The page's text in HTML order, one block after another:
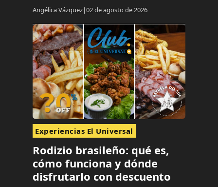
Angélica Vázquez 02 de agosto de 2026
Experiencias El Universal
Rodizio brasileño: qué es,
cómo funciona y dónde
disfrutarlo con descuento